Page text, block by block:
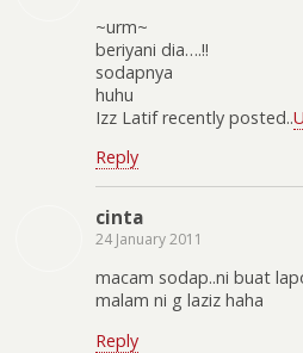
~urm~
beriyani dia….!!
sodapnya
huhu
Izz Latif recently posted..
Reply
cinta
24 January 2011
macam sodap..ni buat
malam ni g laziz haha
Reply